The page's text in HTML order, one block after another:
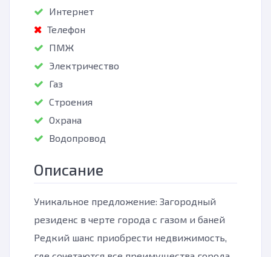
Интернет
Телефон
ПМЖ
Электричество
Газ
Строения
Охрана
Водопровод
Описание
Уникальное предложение: Загородный
резиденс в черте города с газом и баней
Редкий шанс приобрести недвижимость,